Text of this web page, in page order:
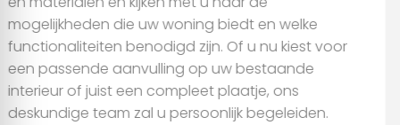
mogelijkheden die uw woning biedt en welke
functionaliteiten benodigd zijn. Of u nu kiest voor
een passende aanvulling op uw bestaande
interieur of juist een compleet plaatje, ons
deskundige team zal u persoonlijk begeleiden.